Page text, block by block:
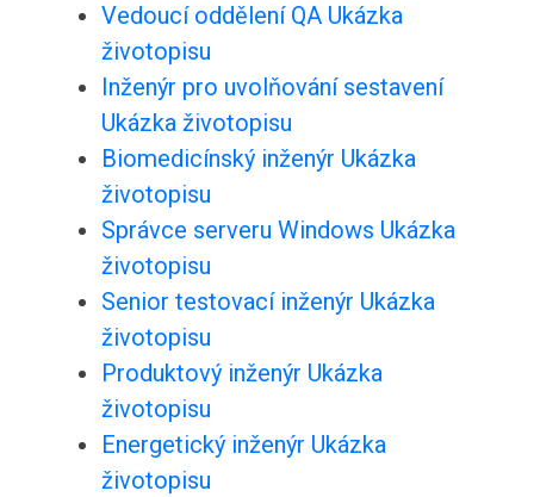
Vedoucí oddělení QA Ukázka
životopisu
Inženýr pro uvolňování sestavení
Ukázka životopisu
Biomedicínský inženýr Ukázka
životopisu
Správce serveru Windows Ukázka
životopisu
Senior testovací inženýr Ukázka
životopisu
Produktový inženýr Ukázka
životopisu
Energetický inženýr Ukázka
životopisu